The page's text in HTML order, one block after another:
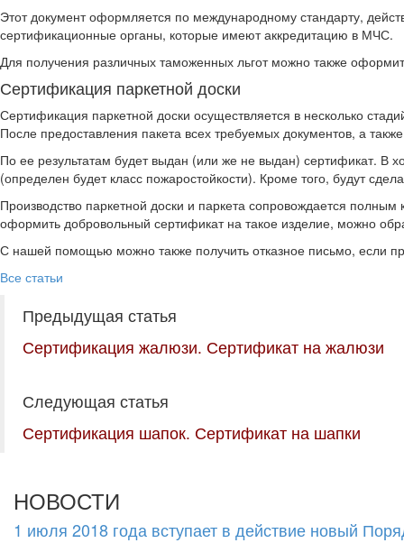
Этот документ оформляется по международному стандарту,
сертификационные органы, которые имеют аккредитацию в МЧС.
Для получения различных таможенных льгот можно также
Сертификация паркетной доски
Сертификация паркетной доски осуществляется в несколько
После предоставления пакета всех требуемых документов, а
По ее результатам будет выдан (или же не выдан) сертификат. В
(определен будет класс пожаростойкости). Кроме того, будут
Производство паркетной доски и паркета сопровождается
оформить добровольный сертификат на такое изделие, можно
С нашей помощью можно также получить отказное письмо, если
Все статьи
Предыдущая статья
Сертификация жалюзи. Сертификат на жалюзи
Следующая статья
Сертификация шапок. Сертификат на шапки
НОВОСТИ
1 июля 2018 года вступает в действие новый